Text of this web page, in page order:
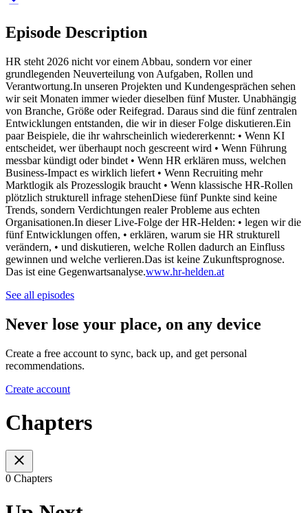
Episode Description
HR steht 2026 nicht vor einem Abbau, sondern vor einer
grundlegenden Neuverteilung von Aufgaben, Rollen und
Verantwortung.In unseren Projekten und Kundengesprächen sehen
wir seit Monaten immer wieder dieselben fünf Muster. Unabhängig
von Branche, Größe oder Reifegrad. Daraus sind die fünf zentralen
Entwicklungen entstanden, die wir in dieser Folge diskutieren.Ein
paar Beispiele, die ihr wahrscheinlich wiedererkennt: • Wenn KI
entscheidet, wer überhaupt noch gescreent wird • Wenn Führung
messbar kündigt oder bindet • Wenn HR erklären muss, welchen
Business-Impact es wirklich liefert • Wenn Recruiting mehr
Marktlogik als Prozesslogik braucht • Wenn klassische HR-Rollen
plötzlich strukturell infrage stehenDiese fünf Punkte sind keine
Trends, sondern Verdichtungen realer Probleme aus echten
Organisationen.In dieser Live-Folge der HR-Helden: • legen wir die
fünf Entwicklungen offen, • erklären, warum sie HR strukturell
verändern, • und diskutieren, welche Rollen dadurch an Einfluss
gewinnen und welche verlieren.Das ist keine Zukunftsprognose.
Das ist eine Gegenwartsanalyse.www.hr-helden.at
See all episodes
Never lose your place, on any device
Create a free account to sync, back up, and get personal
recommendations.
Create account
Chapters
0 Chapters